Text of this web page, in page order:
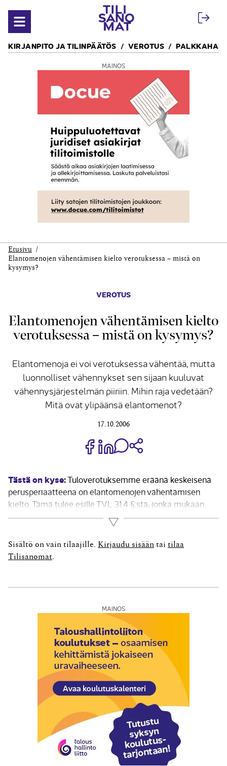
Avaa valikko
KIRJANPITO JA TILINPÄÄTÖS VEROTUS
MAINOS
Etusivu
Elantomenojen vähentämisen kielto verotuksessa – mistä on
kysymys?
VEROTUS
Elantomenojen vähentämisen kielto
verotuksessa – mistä on kysymys?
Elantomenoja ei voi verotuksessa vähentää, mutta
luonnolliset vähennykset sen sijaan kuuluvat
vähennysjärjestelmän piiriin. Mihin raja vedetään?
Mitä ovat ylipäänsä elantomenot?
17.10.2006
Jaa Share on Facebook
Jaa Share on LinkedIn
Jaa WhatsApp-viestinä
Tästä on kyse:Tuloverotuksemme eräänä keskeisenä
perusperiaatteena on elantomenojen vähentämisen
kielto. Tämä tulee esille TVL 31.4 §:stä, jonka mukaan
"Puhdasta tuloa laskettaessa vähennyskelpoisia menoja
eivät ole ...verovelvollisen elantomenot, joina pidetään
muun muassa asunnon vuokraa sekä lasten ja kodin
hoidosta aiheutuneita menoja". Tätä korostaa...
Lue lisää
Sisältö on vain tilaajille. Kirjaudu sisään tai tilaa
Tilisanomat
MAINOS